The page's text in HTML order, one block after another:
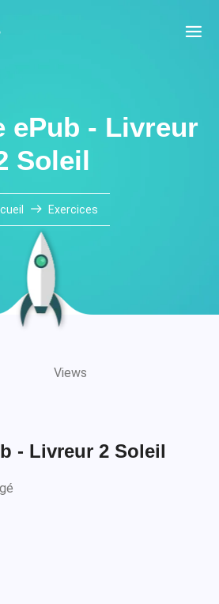
ePub - Livreur
Soleil
Exercices
Views
- Livreur 2 Soleil